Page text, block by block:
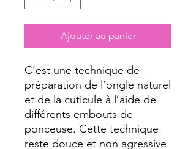
Ajouter au panier
C’est une technique de
préparation de l’ongle naturel
et de la cuticule à l’aide de
différents embouts de
ponceuse. Cette technique
reste douce et non agressive